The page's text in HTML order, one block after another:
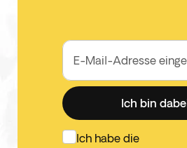
E-Mail-Adresse
Ich bin
Ich habe die